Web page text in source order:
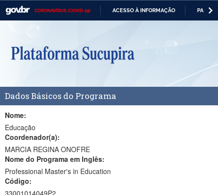
CORONAVÍRUS (COVID-19) ACESSO À INFORMAÇÃO
Casa Civil
Ministério da Defesa
Ministério da Economia
Ministério da Infraestrutura
Ministério da Agricultura, Pecuária e Abastecimento
Ministério da Educação
Ministério da Cidadania
Ministério da Saúde
Dados Básicos do Programa
Nome:
Educação
Coordenador(a):
MARCIA REGINA ONOFRE
Nome do Programa em Inglês:
Professional Master's in Education
Código:
33001014049P2